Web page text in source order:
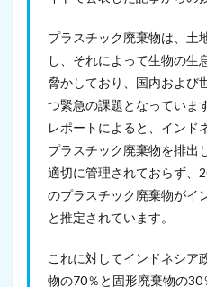
菌
の
感
染
防
ぐ
（
0
2
年
月
7
プラスチック廃棄物は、土
し、それによって生物の生
脅かしており、国内および
つ緊急の課題となっていま
レポートによると、インド
プラスチック廃棄物を排出
適切に管理されておらず、
のプラスチック廃棄物がイ
と推定されています。
これに対してインドネシア
物の70％と固形廃棄物の